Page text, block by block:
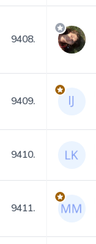
9408.
9409.
9410.
9411.